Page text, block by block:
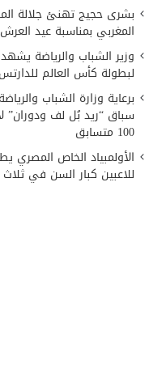
بشرى حجيج تهنئ جلالة
المغربي بمناسبة عيد
وزير الشباب والرياضة
لبطولة كأس العالم للدارتس
برعاية وزارة الشباب
سباق “ريد بُل لف
100 متسابق
الأولمبياد الخاص المصري
للاعبين كبار السن في